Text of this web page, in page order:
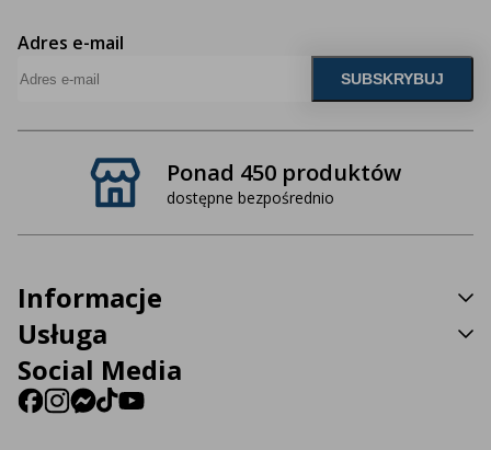
Ponad 450 produktów
dostępne bezpośrednio
Adres e-mail
Informacje
Usługa
Social Media